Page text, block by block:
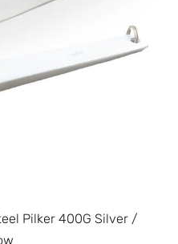
Pilker 400G Silver /